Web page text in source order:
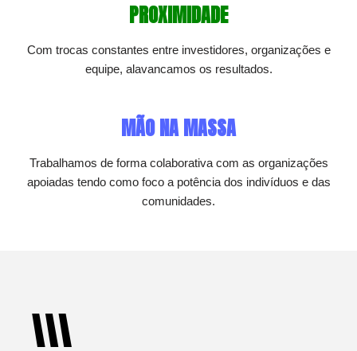
PROXIMIDADE
Com trocas constantes entre investidores, organizações e
equipe, alavancamos os resultados.
MÃO NA MASSA
Trabalhamos de forma colaborativa com as organizações
apoiadas tendo como foco a potência dos indivíduos e das
comunidades.